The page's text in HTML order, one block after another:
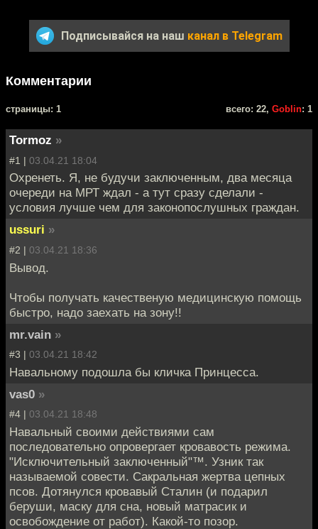
Подписывайся на наш канал в Telegram
Комментарии
cтраницы: 1 всего: 22, Goblin: 1
Tormoz »
#1 | 03.04.21 18:04
Охренеть. Я, не будучи заключенным, два месяца
очереди на МРТ ждал - а тут сразу сделали -
условия лучше чем для законопослушных граждан.
ussuri »
#2 | 03.04.21 18:36
Вывод.
Чтобы получать качественую медицинскую помощь
быстро, надо заехать на зону!!
mr.vain »
#3 | 03.04.21 18:42
Навальному подошла бы кличка Принцесса.
vas0 »
#4 | 03.04.21 18:48
Навальный своими действиями сам
последовательно опровергает кровавость режима.
"Исключительный заключенный"™. Узник так
называемой совести. Сакральная жертва цепных
псов. Дотянулся кровавый Сталин (и подарил
беруши, маску для сна, новый матрасик и
освобождение от работ). Какой-то позор.